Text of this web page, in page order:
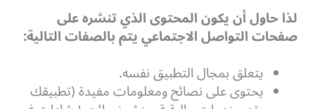
لذا حاول أن يكون المحتوى الذي تنشره على
صفحات التواصل الاجتماعي يتم بالصفات التالية:
يتعلق بمجال التطبيق نفسه.
يحتوى على نصائح ومعلومات مفيدة (تطبيقك